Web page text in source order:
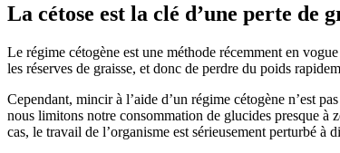
La cétose est la clé d’une perte de
Le régime cétogène est une méthode récemment en
les réserves de graisse, et donc de perdre du poids
Cependant, mincir à l’aide d’un régime cétogène n’est
nous limitons notre consommation de glucides presque à
cas, le travail de l’organisme est sérieusement perturbé à